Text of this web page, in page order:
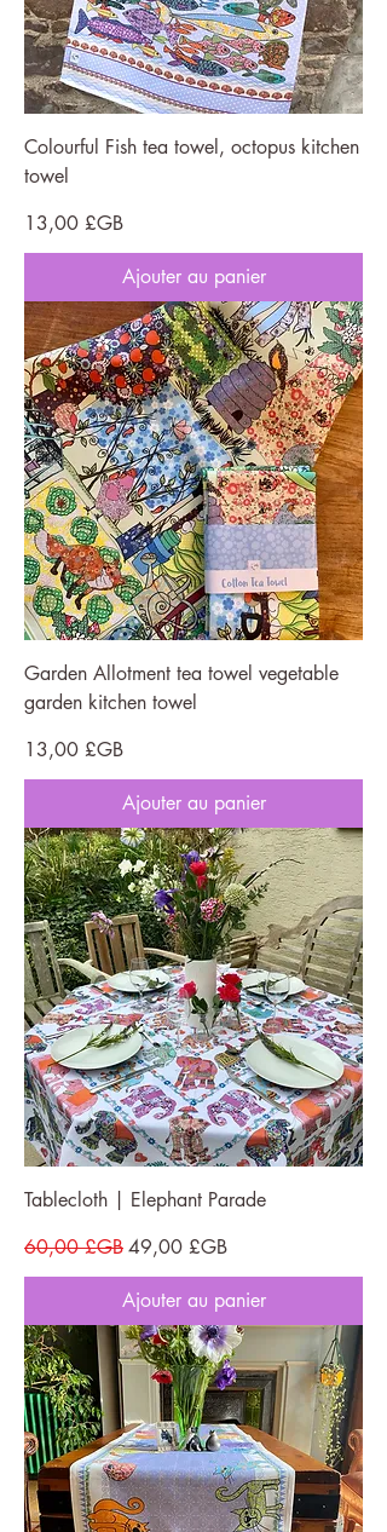
Colourful Fish tea towel, octopus kitchen
towel
Prix
13,00 £GB
Ajouter au panier
Garden Allotment tea towel vegetable
garden kitchen towel
Prix
13,00 £GB
Ajouter au panier
Tablecloth | Elephant Parade
Prix original
60,00 £GBPrix promotionnel
49,00 £GB
Ajouter au panier